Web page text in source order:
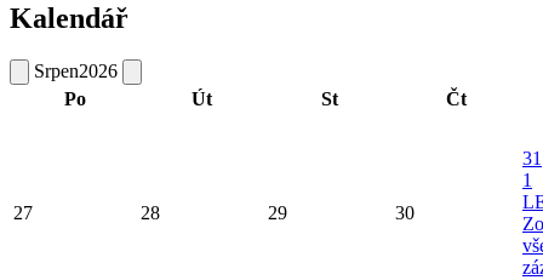
Kalendář
Srpen2026
Po
Út St Čt
27 28 29 30
31
1